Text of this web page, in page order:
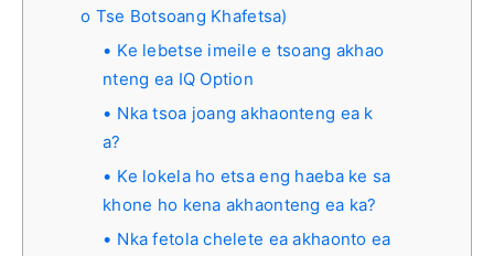
o Tse Botsoang Khafetsa)
Ke lebetse imeile e tsoang akhao
nteng ea IQ Option
Nka tsoa joang akhaonteng ea k
a?
Ke lokela ho etsa eng haeba ke sa
khone ho kena akhaonteng ea ka?
Nka fetola chelete ea akhaonto ea